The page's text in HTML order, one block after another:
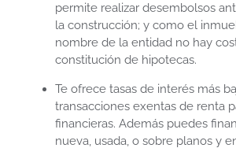
permite realizar desembolsos
la construcción; y como el
nombre de la entidad no hay
constitución de hipotecas.
Te ofrece tasas de interés más
transacciones exentas de renta
financieras. Además puedes
nueva, usada, o sobre planos y